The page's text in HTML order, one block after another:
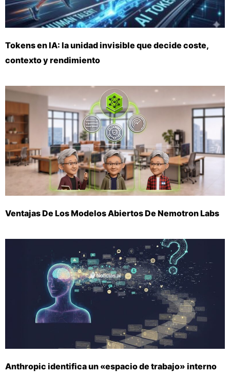
Tokens en IA: la unidad invisible que decide coste,
contexto y rendimiento
Ventajas De Los Modelos Abiertos De Nemotron Labs
Anthropic identifica un «espacio de trabajo» interno